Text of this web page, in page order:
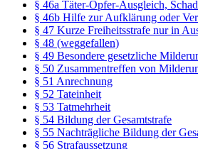
§ 46a Täter-Opfer-Ausgleich,
§ 46b Hilfe zur Aufklärung oder
§ 47 Kurze Freiheitsstrafe nur in
§ 48 (weggefallen)
§ 49 Besondere gesetzliche
§ 50 Zusammentreffen von
§ 51 Anrechnung
§ 52 Tateinheit
§ 53 Tatmehrheit
§ 54 Bildung der Gesamtstrafe
§ 55 Nachträgliche Bildung der
§ 56 Strafaussetzung